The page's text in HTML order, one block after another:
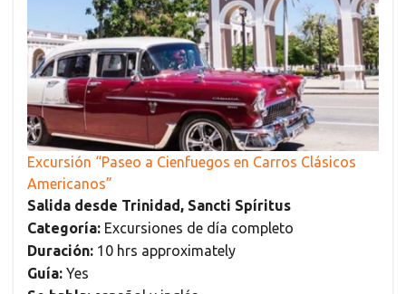
Excursión “Paseo a Cienfuegos en Carros Clásicos
Americanos”
Salida desde Trinidad, Sancti Spíritus
Categoría: Excursiones de día completo
Duración: 10 hrs approximately
Guía: Yes